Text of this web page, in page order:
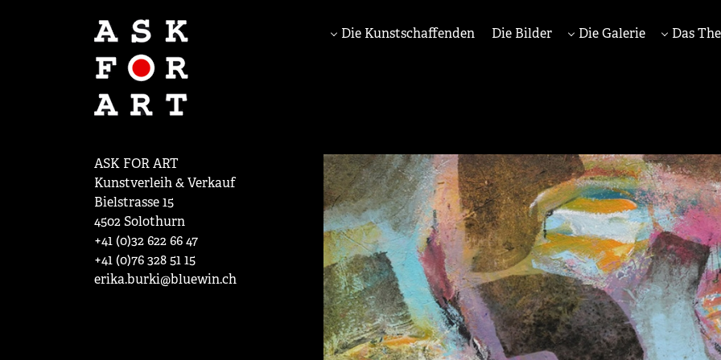
Die Kunstschaffenden Die Bilder Die Galerie Das
ASK FOR ART
Kunstverleih & Verkauf
Bielstrasse 15
4502 Solothurn
+41 (0)32 622 66 47
+41 (0)76 328 51 15
erika.burki@bluewin.ch